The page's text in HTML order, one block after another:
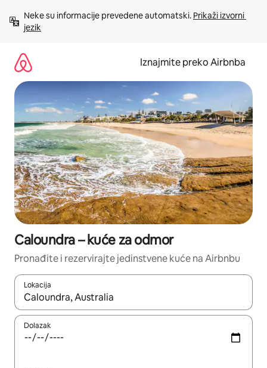
sadržaj
Neke su informacije prevedene automatski. Prikaži izvorni
jezik
Iznajmite preko Airbnba
Caloundra – kuće za odmor
Pronađite i rezervirajte jedinstvene kuće na Airbnbu
Lokacija
Kada budu dostupni rezultati, moći ćete ih pregledati
Dolazak